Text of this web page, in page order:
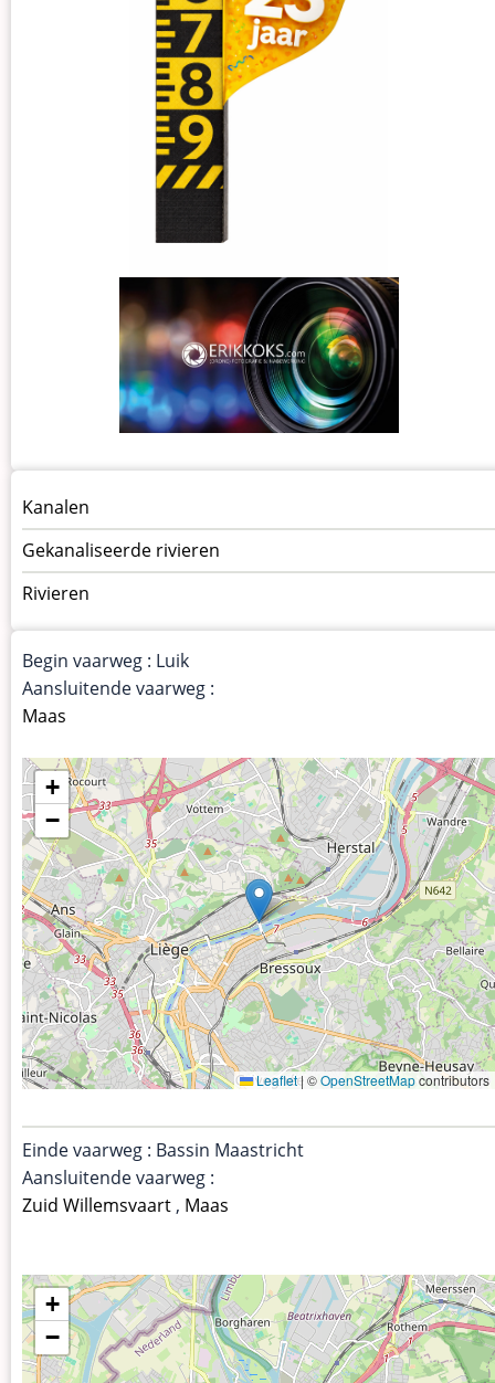
Menu
vaarwegen
Kanalen
Gekanaliseerde rivieren
Rivieren
Begin vaarweg : Luik
Aansluitende vaarweg :
Maas
+
−
Leaflet|©OpenStreetMapcontributors
Einde vaarweg : Bassin Maastricht
Aansluitende vaarweg :
Zuid Willemsvaart , Maas
+
−